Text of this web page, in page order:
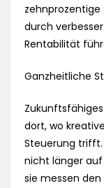
durch
Rentabilität
Ganzheitliche
dort, wo
Steuerung trifft.
nicht länger
sie messen